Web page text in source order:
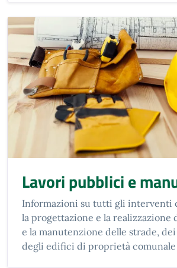
Lavori pubblici e
Informazioni su tutti gli interventi
la progettazione e la realizzazione
e la manutenzione delle strade,
degli edifici di proprietà comunale